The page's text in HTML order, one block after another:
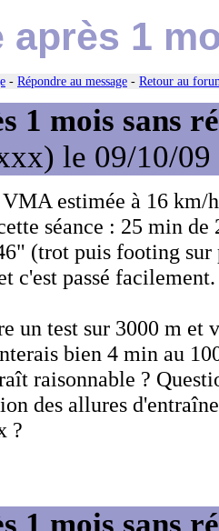
après 1
- Répondre au message - Retour au
1 mois sans
le 09/10/09
estimée à 16 km/
séance : 25 min
(trot puis footing sur
c'est passé facilement.
un test sur 3000 m et
bien 4 min au
raisonnable ?
des allures
?